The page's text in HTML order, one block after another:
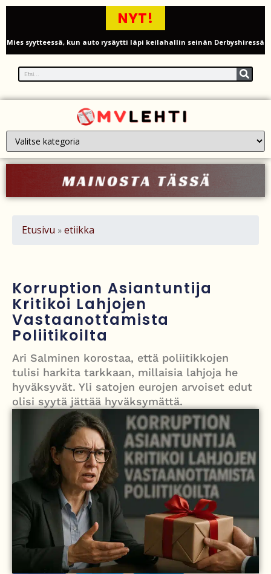
NYT!
Mies syytteessä, kun auto rysäytti läpi keilahallin seinän Derbyshiressä
New Yorkin NBA-mestaruusjuhlat riistäytyivät käsistä – teini ammuttiin
ja busseja sytytettiin tuleen Manhattanilla
Kimi ja Minttu Räikkönen juhlivat 10-vuotishääpäiväänsä – näin F1-
Nigel Farage vaatii ulkomaalaisten sulkemista pois sosiaalisesta
Justin Trudeau puolustautuu kritiikiltä – valitsi Katy Perryn
Turistijuna kaatui Cártaman tapasjuhlilla – 17 loukkaantui Espanjassa
Työläistaustainen kansanedustaja avaa 30-vuotisen taistelunsa
PT Vatanen antoi porttikiellon Juhana Tegelbergille – tiukka
välienselvittely PTV Gymillä tallentui videolle
Etusivu » etiikka
Korruption Asiantuntija
Kritikoi Lahjojen
Vastaanottamista
Poliitikoilta
Ari Salminen korostaa, että poliitikkojen
tulisi harkita tarkkaan, millaisia lahjoja he
hyväksyvät. Yli satojen eurojen arvoiset edut
olisi syytä jättää hyväksymättä.